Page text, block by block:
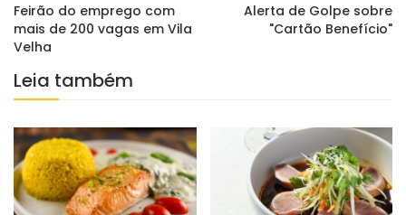
Feirão do emprego com
mais de 200 vagas em Vila
Velha
Alerta de Golpe sobre
"Cartão Benefício"
Leia também